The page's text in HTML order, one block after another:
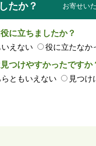
たか？ お寄せい
に立ちましたか？
えない 役に立たなか
つけやすかったですか
らともいえない 見つけ